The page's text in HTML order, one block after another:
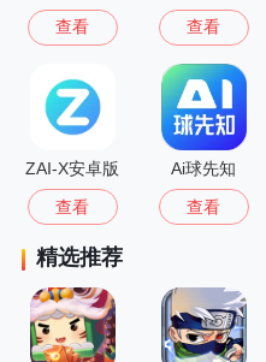
查看 查看
ZAI-X安卓版
查看
Ai球先知
查看
精选推荐